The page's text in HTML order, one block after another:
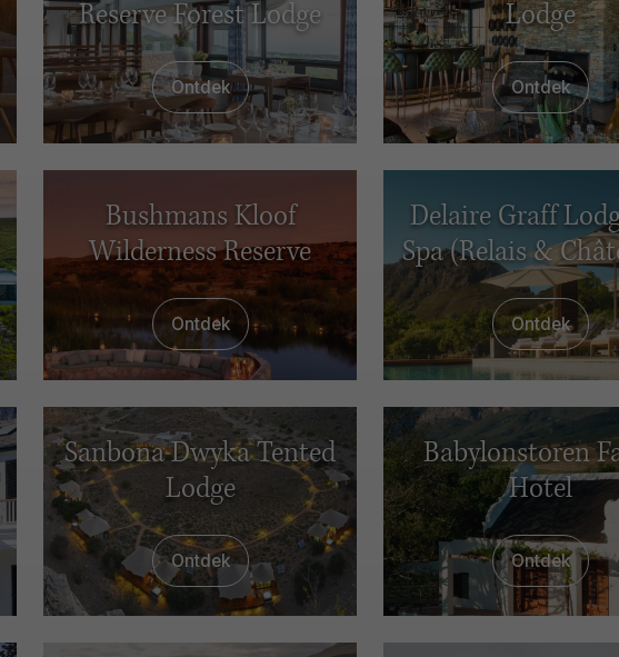
Reserve Forest Lodge
Ontdek
Lodge
Ontdek
Bushmans Kloof
Wilderness Reserve
Ontdek
Delaire Graff
Spa (Relais &
Ontdek
Sanbona Dwyka Tented
Lodge
Ontdek
Babylonstoren
Hotel
Ontdek